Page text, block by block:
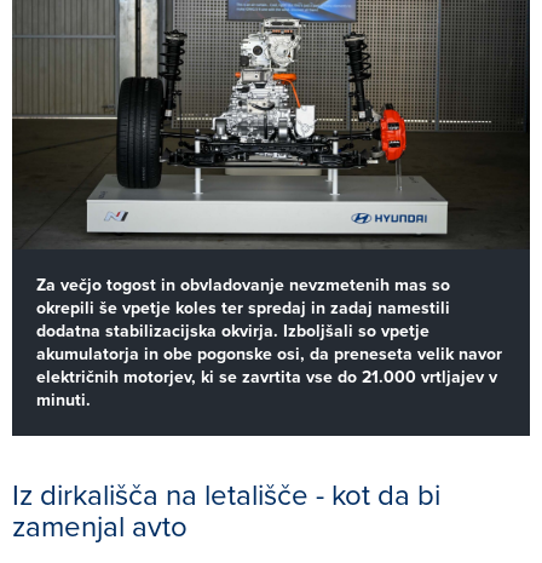
Za večjo togost in obvladovanje nevzmetenih mas so
okrepili še vpetje koles ter spredaj in zadaj namestili
dodatna stabilizacijska okvirja. Izboljšali so vpetje
akumulatorja in obe pogonske osi, da preneseta velik navor
električnih motorjev, ki se zavrtita vse do 21.000 vrtljajev v
minuti.
Iz dirkališča na letališče - kot da bi
zamenjal avto